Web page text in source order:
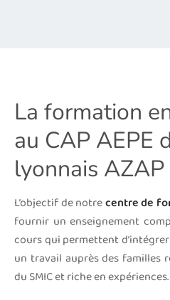
La formation
au CAP AEPE
lyonnais AZAP
L’objectif de notrecentre de
fournir un enseignement
cours qui permettent
un travail auprès des familles
du SMIC et riche en expériences.